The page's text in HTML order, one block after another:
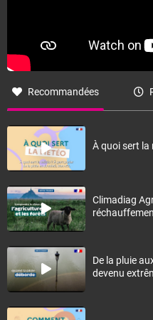
Recommandées
À quoi sert la
Climadiag
De la pluie
devenu